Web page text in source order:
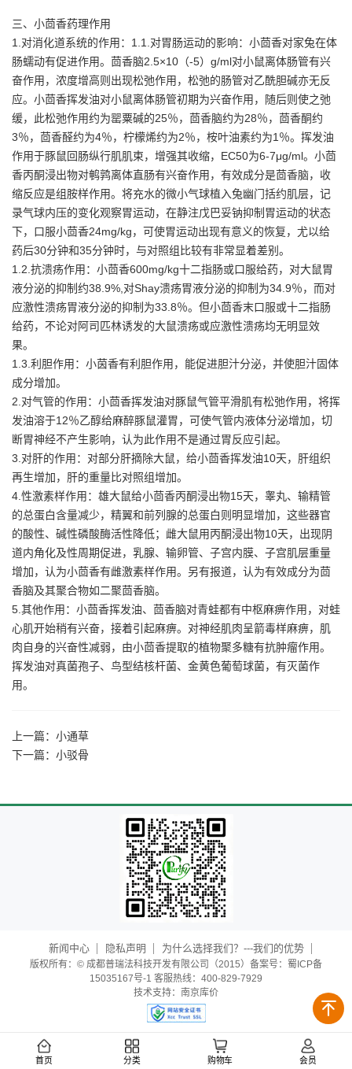
三、小茴香药理作用
1.对消化道系统的作用：1.1.对胃肠运动的影响：小茴香对家兔在体
肠蠕动有促进作用。茴香脑2.5×10（-5）g/ml对小鼠离体肠管有兴
奋作用，浓度增高则出现松弛作用，松弛的肠管对乙酰胆碱亦无反
应。小茴香挥发油对小鼠离体肠管初期为兴奋作用，随后则使之弛
缓，此松弛作用约为罂粟碱的25％，茴香脑约为28％，茴香酮约
3％，茴香醛约为4％，柠檬烯约为2％，桉叶油素约为1％。挥发油
作用于豚鼠回肠纵行肌肌束，增强其收缩，EC50为6-7μg/ml。小茴
香丙酮浸出物对鹌鹑离体直肠有兴奋作用，有效成分是茴香脑，收
缩反应是组胺样作用。将充水的微小气球植入兔幽门括约肌层，记
录气球内压的变化观察胃运动，在静注戊巴妥钠抑制胃运动的状态
下，口服小茴香24mg/kg，可使胃运动出现有意义的恢复，尤以给
药后30分钟和35分钟时，与对照组比较有非常显着差别。
1.2.抗溃疡作用：小茴香600mg/kg十二指肠或口服给药，对大鼠胃
液分泌的抑制约38.9%,对Shay溃疡胃液分泌的抑制为34.9％，而对
应激性溃疡胃液分泌的抑制为33.8％。但小茴香末口服或十二指肠
给药，不论对阿司匹林诱发的大鼠溃疡或应激性溃疡均无明显效
果。
1.3.利胆作用：小茵香有利胆作用，能促进胆汁分泌，并使胆汁固体
成分增加。
2.对气管的作用：小茴香挥发油对豚鼠气管平滑肌有松弛作用，将挥
发油溶于12％乙醇给麻醉豚鼠灌胃，可使气管内液体分泌增加，切
断胃神经不产生影响，认为此作用不是通过胃反应引起。
3.对肝的作用：对部分肝摘除大鼠，给小茴香挥发油10天，肝组织
再生增加，肝的重量比对照组增加。
4.性激素样作用：雄大鼠给小茴香丙酮浸出物15天，睾丸、输精管
的总蛋白含量减少，精翼和前列腺的总蛋白则明显增加，这些器官
的酸性、碱性磷酸酶活性降低；雌大鼠用丙酮浸出物10天，出现阴
道内角化及性周期促进，乳腺、输卵管、子宫内膜、子宫肌层重量
增加，认为小茴香有雌激素样作用。另有报道，认为有效成分为茴
香脑及其聚合物如二聚茴香脑。
5.其他作用：小茴香挥发油、茴香脑对青蛙都有中枢麻痹作用，对蛙
心肌开始稍有兴奋，接着引起麻痹。对神经肌肉呈箭毒样麻痹，肌
肉自身的兴奋性减弱，由小茴香提取的植物聚多糖有抗肿瘤作用。
挥发油对真菌孢子、鸟型结核杆菌、金黄色葡萄球菌，有灭菌作
用。
上一篇： 小通草
下一篇： 小驳骨
新闻中心 隐私声明 为什么选择我们？---我们的优势
版权所有：© 成都普瑞法科技开发有限公司（2015）备案号：蜀ICP备
15035167号-1 客服热线：400-829-7929
技术支持： 南京库价
首页 分类 购物车 会员